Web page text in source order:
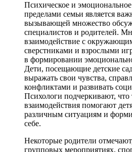
Психическое и эмоциональное
пределами семьи является
вызывающей множество
специалистов и родителей.
взаимодействие с
сверстниками и взрослыми
в формировании
Дети, посещающие детские
выражать свои чувства,
конфликтами и развивать
Психологи подчеркивают, что
взаимодействия помогают
различным ситуациям и
себе.
Некоторые родители
групповых мероприятиях,